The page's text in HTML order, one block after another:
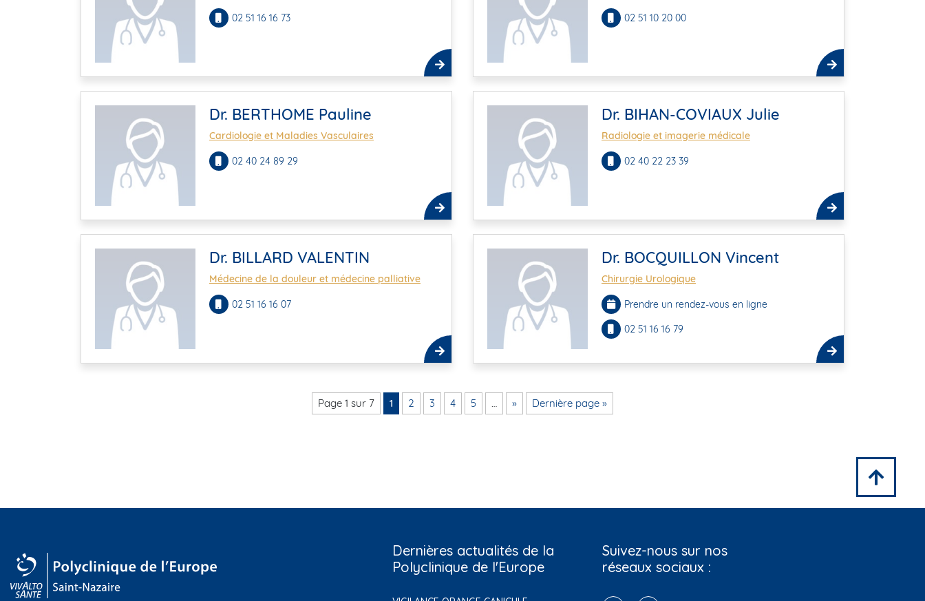
02 51 16 16 73 02 51 10 20 00
Dr. BERTHOME Pauline
Cardiologie et Maladies Vasculaires
02 40 24 89 29
Dr. BIHAN-COVIAUX Julie
Radiologie et imagerie médicale
02 40 22 23 39
Dr. BILLARD VALENTIN
Médecine de la douleur et médecine palliative
02 51 16 16 07
Dr. BOCQUILLON Vincent
Chirurgie Urologique
Prendre un rendez-vous en ligne
02 51 16 16 79
Page 1 sur 7 1 2 3 4 5 … » Dernière page »
Dernières actualités de la
Polyclinique de l'Europe
Suivez-nous sur nos
réseaux sociaux :